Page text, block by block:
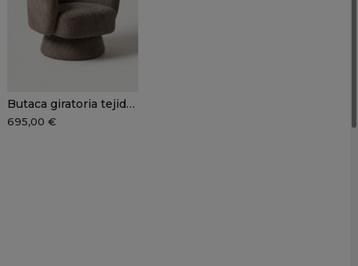
Butaca giratoria tejido ALDERA
695,00 €